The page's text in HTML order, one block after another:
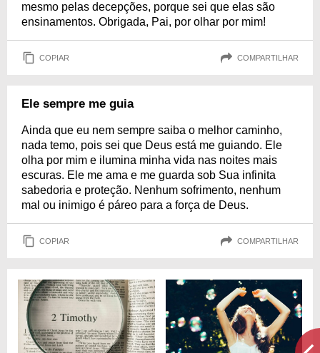
mesmo pelas decepções, porque sei que elas são
ensinamentos. Obrigada, Pai, por olhar por mim!
COPIAR COMPARTILHAR
Ele sempre me guia
Ainda que eu nem sempre saiba o melhor caminho,
nada temo, pois sei que Deus está me guiando. Ele
olha por mim e ilumina minha vida nas noites mais
escuras. Ele me ama e me guarda sob Sua infinita
sabedoria e proteção. Nenhum sofrimento, nenhum
mal ou inimigo é páreo para a força de Deus.
COPIAR COMPARTILHAR